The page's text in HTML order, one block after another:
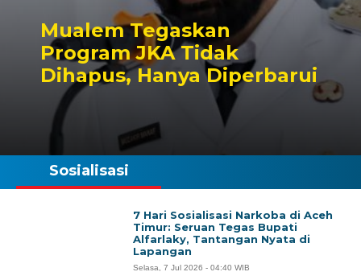
Mualem Tegaskan
Program JKA Tidak
Dihapus, Hanya Diperbarui
Sosialisasi
7 Hari Sosialisasi Narkoba di Aceh
Timur: Seruan Tegas Bupati
Alfarlaky, Tantangan Nyata di
Lapangan
Selasa, 7 Jul 2026 - 04:40 WIB